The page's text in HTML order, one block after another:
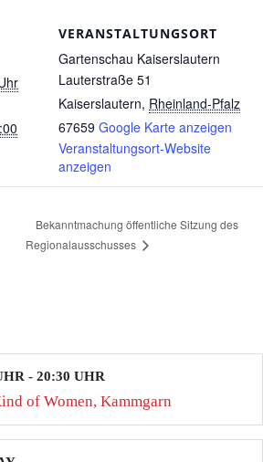
VERANSTALTUNGSORT
Gartenschau Kaiserslautern
Lauterstraße 51
Kaiserslautern, Rheinland-Pfalz
67659 Google Karte anzeigen
Veranstaltungsort-Website
anzeigen
Bekanntmachung öffentliche Sitzung des
Regionalausschusses
- 20:30 UHR
of Women, Kammgarn